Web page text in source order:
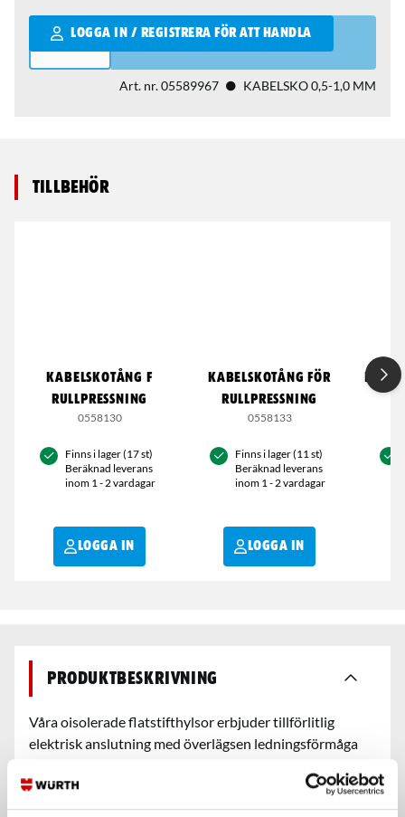
LOGGA IN / REGISTRERA FÖR ATT HANDLA
Qantity
Art. nr.05589967 KABELSKO 0,5-1,0 MM
Tillbehör
KABELSKOTÅNG F
RULLPRESSNING
0558130
Finns i lager (17 st)
Beräknad leverans
inom 1 - 2 vardagar
LOGGA IN
KABELSKOTÅNG FÖR
RULLPRESSNING
0558133
Finns i lager (11 st)
Beräknad leverans
inom 1 - 2 vardagar
LOGGA IN
Produktbeskrivning
Våra oisolerade flatstifthylsor erbjuder tillförlitlig
elektrisk anslutning med överlägsen ledningsförmåga
att säkerställa långvarig prestanda och
korrosionsbeständighet. Idealisk för professionella